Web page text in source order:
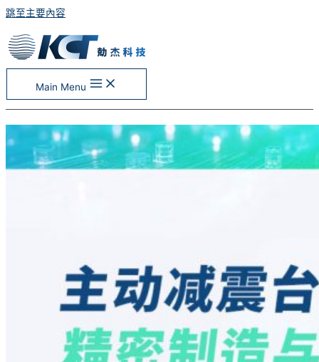
跳至主要內容
Main Menu